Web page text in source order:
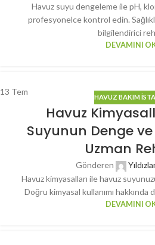
Havuz suyu dengeleme ile pH,
profesyonelce kontrol edin.
bilgilendirici
DEVAMINI
13 Tem
HAVUZ BAKIM
Havuz
Suyunun Denge
Uzman
Gönderen
Havuz kimyasalları ile havuz
Doğru kimyasal kullanımı
DEVAMINI